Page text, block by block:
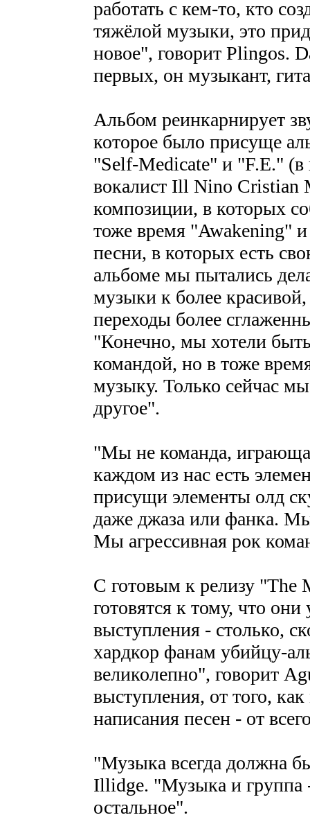
работать с кем-то, кто
тяжёлой музыки, это
новое", говорит Plingos.
первых, он музыкант,
Альбом реинкарнирует
которое было присуще
"Self-Medicate" и "F.E." (в
вокалист Ill Nino Cristian
композиции, в которых
тоже время "Awakening"
песни, в которых есть
альбоме мы пытались
музыки к более
переходы более
"Конечно, мы хотели
командой, но в тоже
музыку. Только сейчас
другое".
"Мы не команда,
каждом из нас есть
присущи элементы олд
даже джаза или фанка.
Мы агрессивная рок
С готовым к релизу "The
готовятся к тому, что
выступления - столько,
хардкор фанам убийцу-
великолепно", говорит
выступления, от того,
написания песен - от
"Музыка всегда должна
Illidge. "Музыка и группа
остальное".